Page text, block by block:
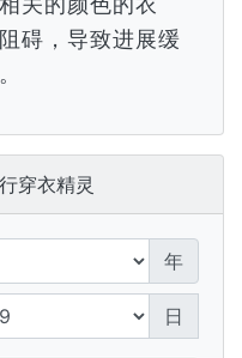
碍，导致进展缓
穿衣精灵
年
日